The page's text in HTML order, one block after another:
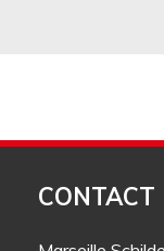
CONTACT